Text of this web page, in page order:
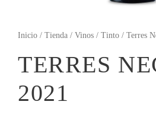
Inicio / Tienda / Vinos / Tinto / Terres
TERRES
2021